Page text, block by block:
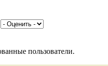
пользователи.